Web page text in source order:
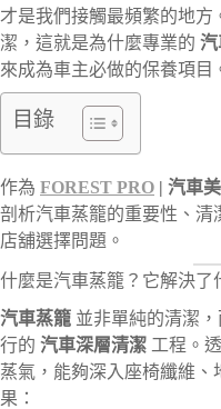
才是我們接觸最頻繁的地
潔，這就是為什麼專業的 汽
來成為車主必做的保養項目
目錄
作為 FOREST PRO | 汽車
剖析汽車蒸籠的重要性、
店舖選擇問題。
什麼是汽車蒸籠？它解決了
汽車蒸籠 並非單純的清潔
行的 汽車深層清潔 工程。
蒸氣，能夠深入座椅纖維
果：